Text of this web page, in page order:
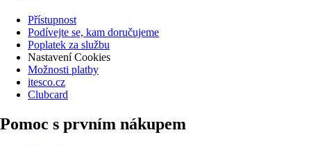
Přístupnost
Podívejte se, kam doručujeme
Poplatek za službu
Nastavení Cookies
Možnosti platby
itesco.cz
Clubcard
Pomoc s prvním nákupem